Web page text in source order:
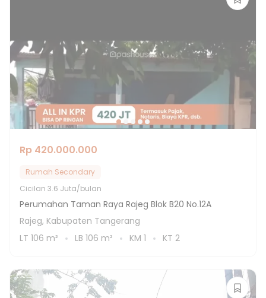
Rp 420.000.000
Rumah Secondary
Cicilan 3.6 Juta/bulan
Perumahan Taman Raya Rajeg Blok B20 No.12A
Rajeg, Kabupaten Tangerang
LT 106 m² LB 106 m² KM 1 KT 2